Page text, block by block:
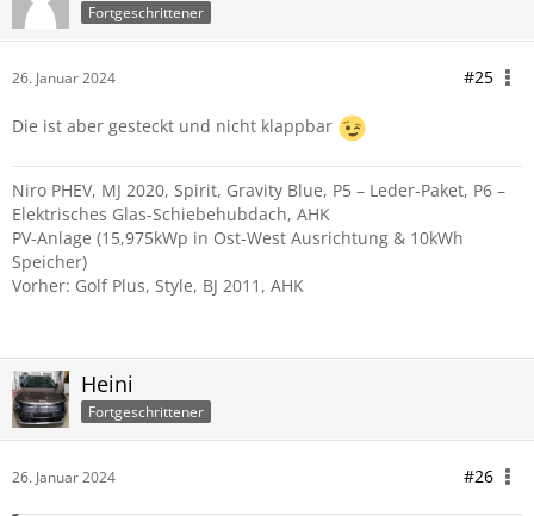
Fortgeschrittener
26. Januar 2024 #25
Die ist aber gesteckt und nicht klappbar
Niro PHEV, MJ 2020, Spirit, Gravity Blue, P5 – Leder-Paket, P6 –
Elektrisches Glas-Schiebehubdach, AHK
PV-Anlage (15,975kWp in Ost-West Ausrichtung & 10kWh
Speicher)
Vorher: Golf Plus, Style, BJ 2011, AHK
Heini
Fortgeschrittener
26. Januar 2024 #26